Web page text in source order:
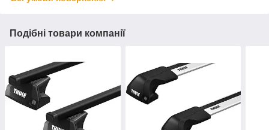
Подібні товари компанії